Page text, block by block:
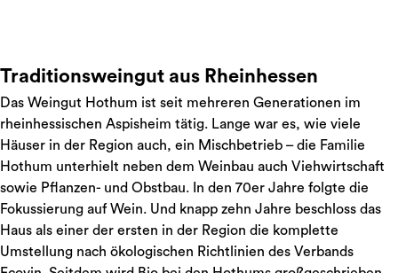
Traditionsweingut aus Rheinhessen
Das Weingut Hothum ist seit mehreren Generationen im
rheinhessischen Aspisheim tätig. Lange war es, wie viele
Häuser in der Region auch, ein Mischbetrieb – die Familie
Hothum unterhielt neben dem Weinbau auch Viehwirtschaft
sowie Pflanzen- und Obstbau. In den 70er Jahre folgte die
Fokussierung auf Wein. Und knapp zehn Jahre beschloss das
Haus als einer der ersten in der Region die komplette
Umstellung nach ökologischen Richtlinien des Verbands